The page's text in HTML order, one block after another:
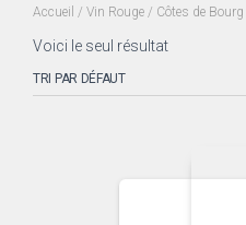
Accueil / Vin Rouge / Côtes de Bourg
Voici le seul résultat